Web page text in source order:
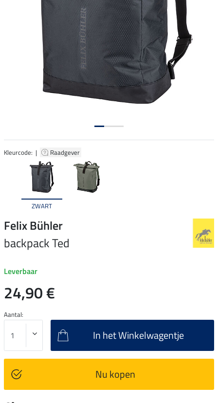
Kleurcode: | Raadgever
ZWART
Felix Bühler
backpack Ted
Leverbaar
24,90 €
Aantal:
In het Winkelwagentje
Nu kopen